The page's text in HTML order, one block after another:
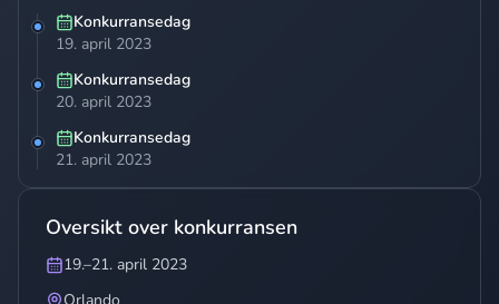
Konkurransedag
19. april 2023
Konkurransedag
20. april 2023
Konkurransedag
21. april 2023
Oversikt over konkurransen
19.–21. april 2023